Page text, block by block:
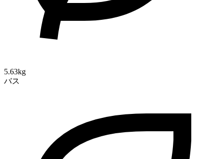
5.63kg
バス